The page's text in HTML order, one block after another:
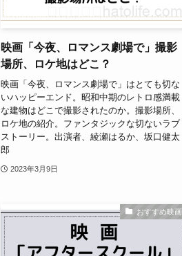
映画「今夜、ロマンス劇場で」撮影
場所、ロケ地はどこ？
映画「今夜、ロマンス劇場で」はとても切な
いハッピーエンド。昭和中期のレトロ感満載
な建物はどこで撮影されたのか。撮影場所、
ロケ地の紹介。ファンタジックな切ないラブ
ストーリー。出演者、綾瀬はるか、坂口健太
郎
2023年3月9日
おすすめ映画